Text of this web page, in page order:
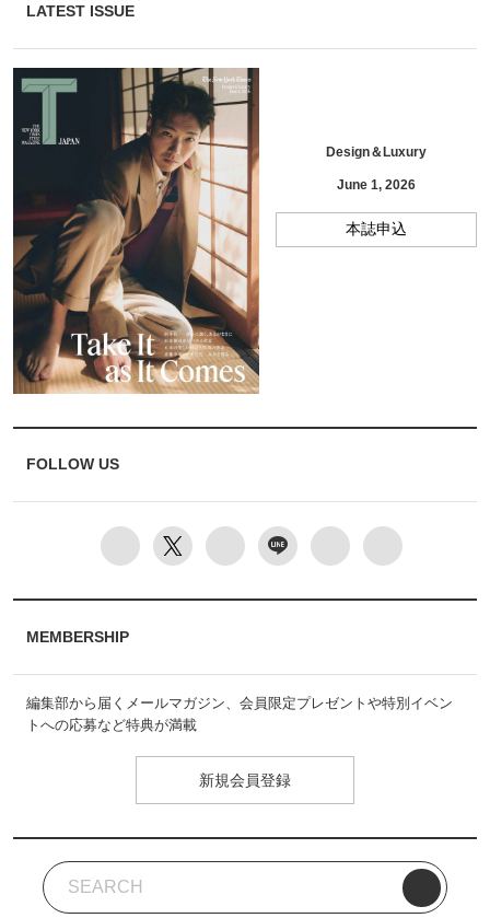
LATEST ISSUE
Design＆Luxury
June 1, 2026
本誌申込
FOLLOW US
MEMBERSHIP
編集部から届くメールマガジン、会員限定プレゼントや特別イベン
トへの応募など特典が満載
新規会員登録